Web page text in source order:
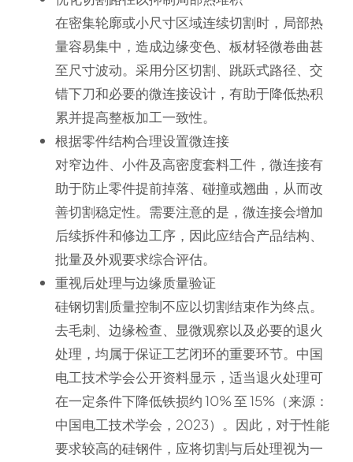
在密集轮廓或小尺寸区域连续切割时，局部热
量容易集中，造成边缘变色、板材轻微卷曲甚
至尺寸波动。采用分区切割、跳跃式路径、交
错下刀和必要的微连接设计，有助于降低热积
累并提高整板加工一致性。
根据零件结构合理设置微连接
对窄边件、小件及高密度套料工件，微连接有
助于防止零件提前掉落、碰撞或翘曲，从而改
善切割稳定性。需要注意的是，微连接会增加
后续拆件和修边工序，因此应结合产品结构、
批量及外观要求综合评估。
重视后处理与边缘质量验证
硅钢切割质量控制不应以切割结束作为终点。
去毛刺、边缘检查、显微观察以及必要的退火
处理，均属于保证工艺闭环的重要环节。中国
电工技术学会公开资料显示，适当退火处理可
在一定条件下降低铁损约 10% 至 15%（来源：
中国电工技术学会，2023）。因此，对于性能
要求较高的硅钢件，应将切割与后处理视为一